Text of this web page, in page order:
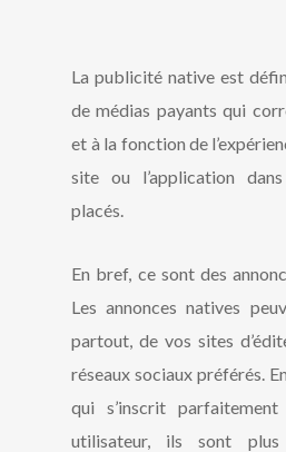
La publicité native est
de médias payants qui
et à la fonction de
site ou l’application
placés.
En bref, ce sont des
Les annonces natives
partout, de vos sites
réseaux sociaux préférés.
qui s’inscrit parfaitement
utilisateur, ils sont plus